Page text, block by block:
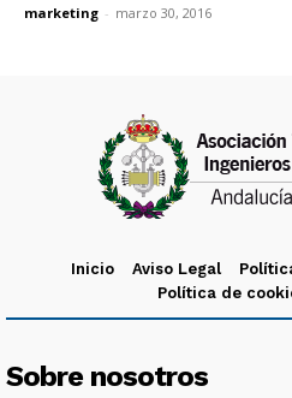
marketing - marzo 30, 2016
Inicio Aviso Legal
Política de
Sobre nosotros